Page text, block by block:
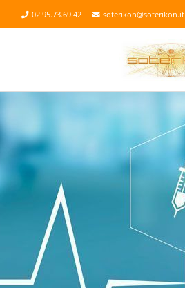
02 95.73.69.42 soterikon@soterikon.it